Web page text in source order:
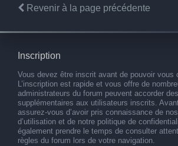
Revenir à la page précédente
Inscription
Vous devez être inscrit avant de pouvoir vous
L’inscription est rapide et vous offre de
administrateurs du forum peuvent accorder
supplémentaires aux utilisateurs inscrits.
assurez-vous d’avoir pris connaissance de
d’utilisation et de notre politique de
également prendre le temps de consulter
règles du forum lors de votre navigation.